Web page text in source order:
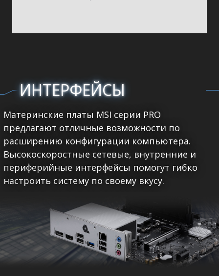
ИНТЕРФЕЙСЫ
Материнские платы MSI серии PRO
предлагают отличные возможности по
расширению конфигурации компьютера.
Высокоскоростные сетевые, внутренние и
периферийные интерфейсы помогут гибко
настроить систему по своему вкусу.